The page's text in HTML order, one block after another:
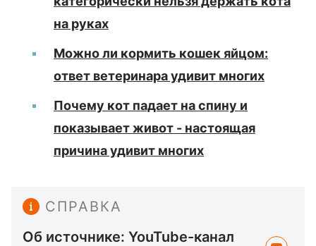
на руках
Можно ли кормить кошек яйцом:
ответ ветеринара удивит многих
Почему кот падает на спину и
показывает живот - настоящая
причина удивит многих
СПРАВКА
Об источнике: YouTube-канал